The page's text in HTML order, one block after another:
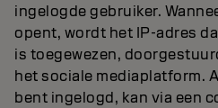
ingelogde gebruiker.
opent, wordt het IP-adres
is toegewezen,
het sociale mediaplatform.
bent ingelogd, kan via een